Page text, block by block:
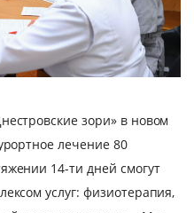
зори» в новом
лечение 80
14-ти дней смогут
услуг: физиотерапия,